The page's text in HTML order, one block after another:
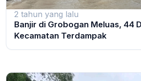
2 tahun yang lalu
Banjir di Grobogan Meluas, 44
Kecamatan Terdampak